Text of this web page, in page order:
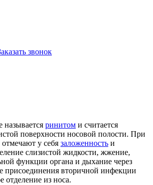
звонок
ринитом и считается
поверхности носовой полости. При
у себя заложенность и
слизистой жидкости, жжение,
функции органа и дыхание через
присоединения вторичной инфекции
отделение из носа.